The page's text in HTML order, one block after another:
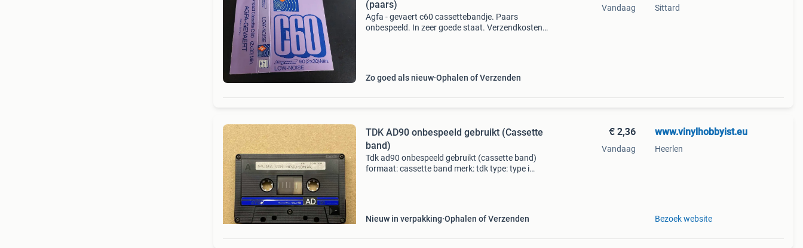
(paars)
Agfa - gevaert c60 cassettebandje. Paars
onbespeeld. In zeer goede staat. Verzendkosten
Zo goed als nieuw Ophalen of Verzenden
Vandaag Sittard
TDK AD90 onbespeeld gebruikt (Cassette
band)
Tdk ad90 onbespeeld gebruikt (cassette band)
formaat: cassette band merk: tdk type: type i
Nieuw in verpakking Ophalen of Verzenden
€ 2,36
Vandaag
www.vinylhobbyist.eu
Heerlen
Bezoek website